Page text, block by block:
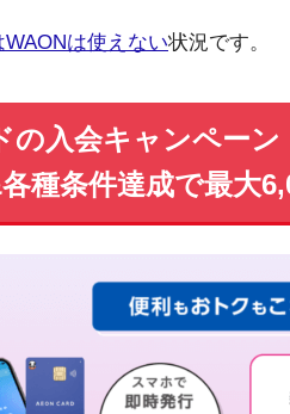
WAONは使えない状況です。
の入会キャンペーン
種条件達成で最大